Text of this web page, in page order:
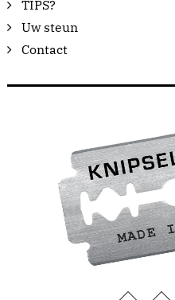
TIPS?
Uw steun
Contact